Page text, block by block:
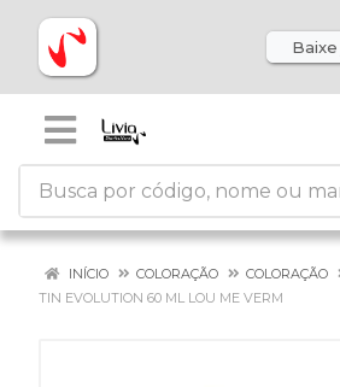
INÍCIO COLORAÇÃO
COLORAÇÃO
TIN EVOLUTION 60 ML LOU ME VERM